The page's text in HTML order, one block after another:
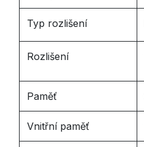
Typ rozlišení
Rozlišení
Paměť
Vnitřní paměť